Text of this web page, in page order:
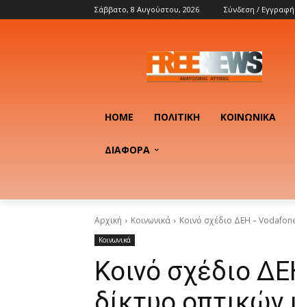
Σάββατο, 8 Αυγούστου, 2026 Σύνδεση / Εγγραφή
HOME ΠΟΛΙΤΙΚΉ ΚΟΙΝΩΝΙΚΆ
ΔΙΑΦΟΡΑ
Αρχική Κοινωνικά Κοινό σχέδιο ΔΕΗ –
Κοινωνικά
Κοινό σχέδιο